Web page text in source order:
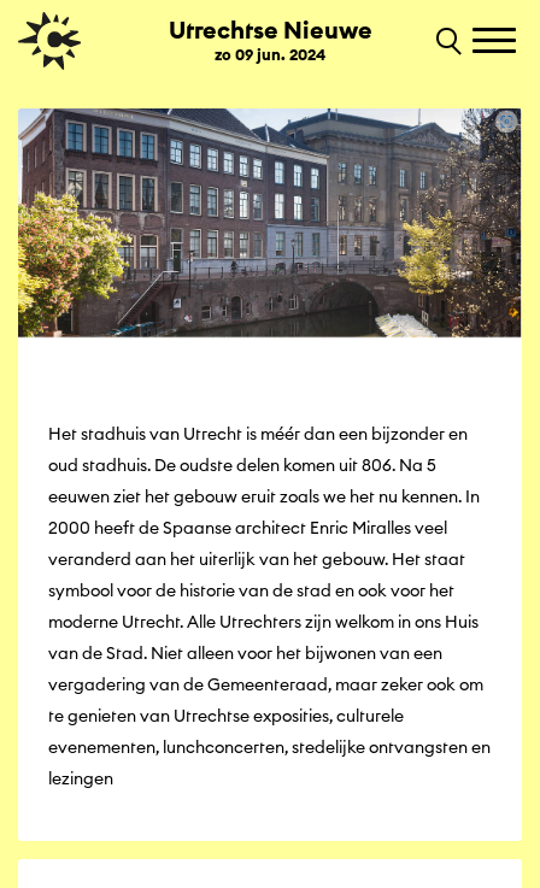
Utrechtse Nieuwe
zo 09 jun. 2024
Het stadhuis van Utrecht is méér dan een bijzonder en
oud stadhuis. De oudste delen komen uit 806. Na 5
eeuwen ziet het gebouw eruit zoals we het nu kennen. In
2000 heeft de Spaanse architect Enric Miralles veel
veranderd aan het uiterlijk van het gebouw. Het staat
symbool voor de historie van de stad en ook voor het
moderne Utrecht. Alle Utrechters zijn welkom in ons Huis
van de Stad. Niet alleen voor het bijwonen van een
vergadering van de Gemeenteraad, maar zeker ook om
te genieten van Utrechtse exposities, culturele
evenementen, lunchconcerten, stedelijke ontvangsten en
lezingen